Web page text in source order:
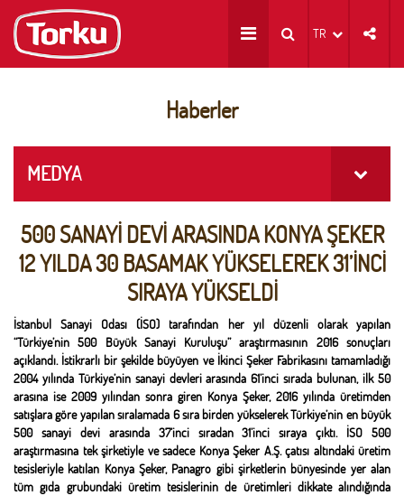
TR
Haberler
MEDYA
500 SANAYİ DEVİ ARASINDA KONYA ŞEKER
12 YILDA 30 BASAMAK YÜKSELEREK 31’İNCİ
SIRAYA YÜKSELDİ
İstanbul Sanayi Odası (İSO) tarafından her yıl düzenli olarak yapılan
“Türkiye’nin 500 Büyük Sanayi Kuruluşu” araştırmasının 2016 sonuçları
açıklandı. İstikrarlı bir şekilde büyüyen ve İkinci Şeker Fabrikasını tamamladığı
2004 yılında Türkiye’nin sanayi devleri arasında 61’inci sırada bulunan, ilk 50
arasına ise 2009 yılından sonra giren Konya Şeker, 2016 yılında üretimden
satışlara göre yapılan sıralamada 6 sıra birden yükselerek Türkiye’nin en büyük
500 sanayi devi arasında 37’inci sıradan 31’inci sıraya çıktı. İSO 500
araştırmasına tek şirketiyle ve sadece Konya Şeker A.Ş. çatısı altındaki üretim
tesisleriyle katılan Konya Şeker, Panagro gibi şirketlerin bünyesinde yer alan
tüm gıda grubundaki üretim tesislerinin de üretimleri dikkate alındığında